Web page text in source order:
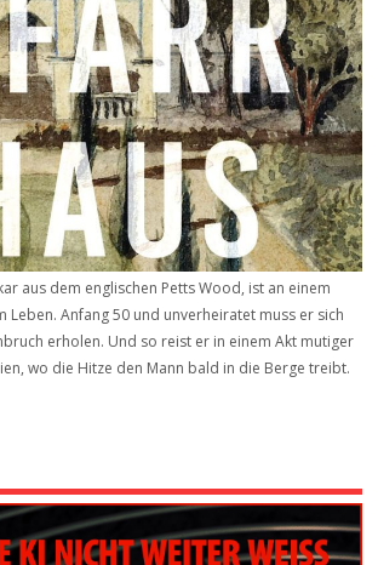
aus dem englischen Petts Wood, ist an einem
Leben. Anfang 50 und unverheiratet muss er sich
erholen. Und so reist er in einem Akt mutiger
wo die Hitze den Mann bald in die Berge treibt.